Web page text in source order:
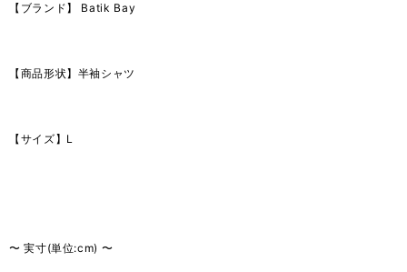
【ブランド】 Batik Bay
【商品形状】半袖シャツ
【サイズ】L
〜 実寸(単位:cm) 〜